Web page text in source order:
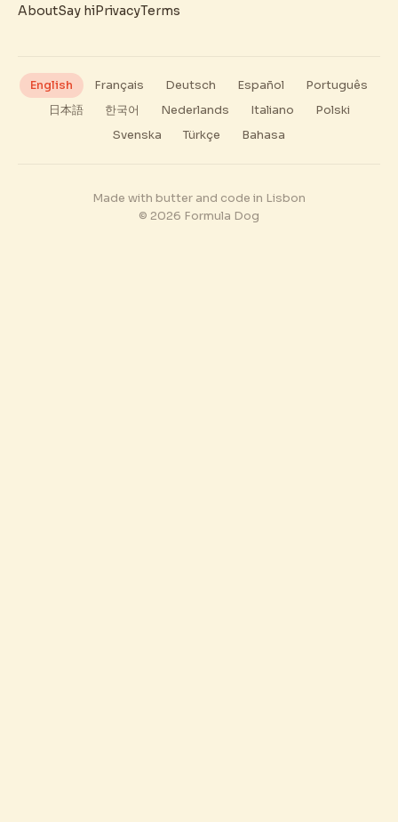
AboutSay hiPrivacyTerms
English Français Deutsch Español
Português
日本語
한국어 Nederlands Italiano
Polski
Svenska
Türkçe Bahasa
Made with butter and code in Lisbon
© 2026 Formula Dog